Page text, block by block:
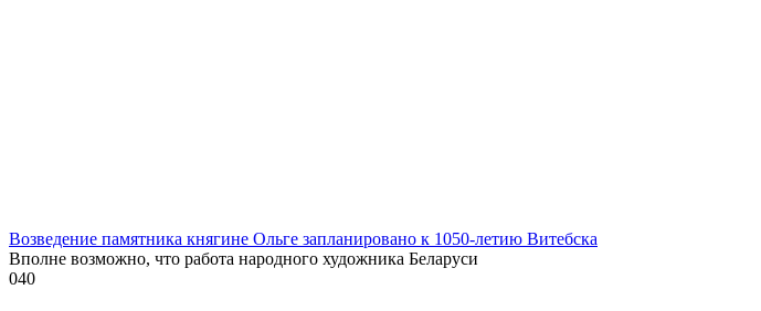
Возведение памятника княгине Ольге запланировано к 1050-летию Витебска
Вполне возможно, что работа народного художника Беларуси
040